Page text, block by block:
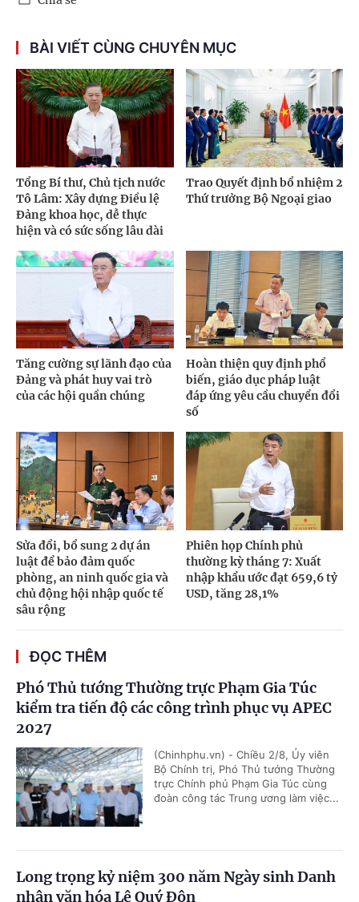
BÀI VIẾT CÙNG CHUYÊN MỤC
Tổng Bí thư, Chủ tịch nước
Tô Lâm: Xây dựng Điều lệ
Đảng khoa học, dễ thực
hiện và có sức sống lâu dài
Trao Quyết định bổ nhiệm 2
Thứ trưởng Bộ Ngoại giao
Tăng cường sự lãnh đạo của
Đảng và phát huy vai trò
của các hội quần chúng
Hoàn thiện quy định phổ
biến, giáo dục pháp luật
đáp ứng yêu cầu chuyển đổi
số
Sửa đổi, bổ sung 2 dự án
luật để bảo đảm quốc
phòng, an ninh quốc gia và
chủ động hội nhập quốc tế
sâu rộng
Phiên họp Chính phủ
thường kỳ tháng 7: Xuất
nhập khẩu ước đạt 659,6 tỷ
USD, tăng 28,1%
ĐỌC THÊM
Phó Thủ tướng Thường trực Phạm Gia Túc
kiểm tra tiến độ các công trình phục vụ APEC
2027
(Chinhphu.vn) - Chiều 2/8, Ủy viên
Bộ Chính trị, Phó Thủ tướng Thường
trực Chính phủ Phạm Gia Túc cùng
đoàn công tác Trung ương làm việc...
Long trọng kỷ niệm 300 năm Ngày sinh Danh
nhân văn hóa Lê Quý Đôn